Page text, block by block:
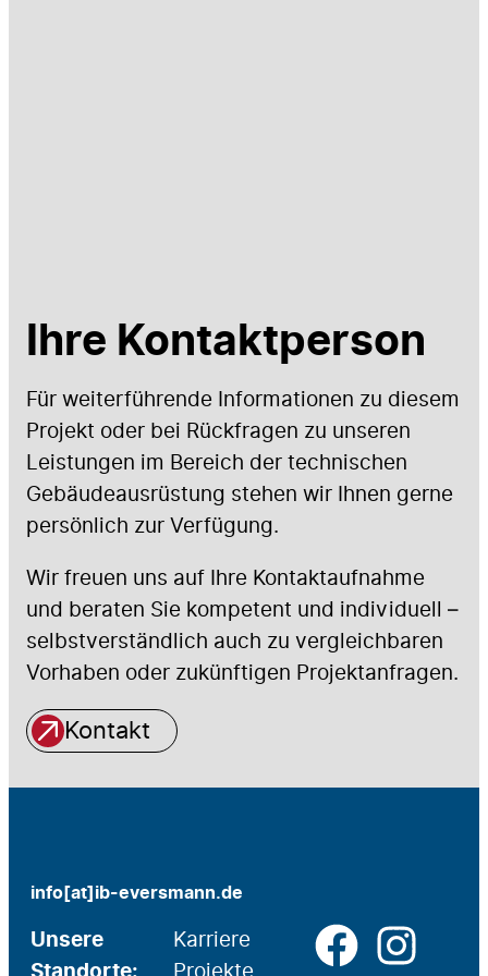
Ihre Kontaktperson
Für weiterführende Informationen zu diesem
Projekt oder bei Rückfragen zu unseren
Leistungen im Bereich der technischen
Gebäudeausrüstung stehen wir Ihnen gerne
persönlich zur Verfügung.
Wir freuen uns auf Ihre Kontaktaufnahme
und beraten Sie kompetent und individuell –
selbstverständlich auch zu vergleichbaren
Vorhaben oder zukünftigen Projektanfragen.
Kontakt
info[at]ib-eversmann.de
Unsere
Karriere